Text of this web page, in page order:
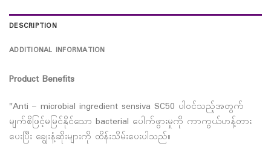
DESCRIPTION
ADDITIONAL INFORMATION
Product Benefits
"Anti – microbial ingredient sensiva SC50 ပါဝင်သည့်အတွက်
မျက်စိဖြင့်မမြင်နိုင်သော bacterial ပေါက်ဖွားမှုကို ကာကွယ်ဟန့်တား
ပေးပြီး ချွေးနံ့ဆိုးများကို ထိန်းသိမ်းပေးပါသည်။